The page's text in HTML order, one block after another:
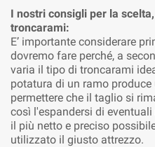
I nostri consigli per la
troncarami:
E’ importante considerare
dovremo fare perché, a
varia il tipo di troncarami
potatura di un ramo
permettere che il taglio si
così l'espandersi di
il più netto e preciso
utilizzato il giusto attrezzo.